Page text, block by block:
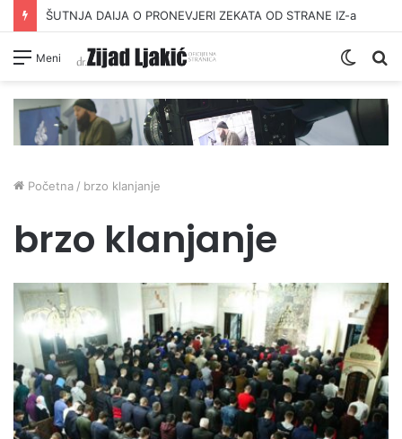
ŠUTNJA DAIJA O PRONEVJERI ZEKATA OD STRANE IZ-a
Meni
Switch
Početna / brzo klanjanje
brzo klanjanje